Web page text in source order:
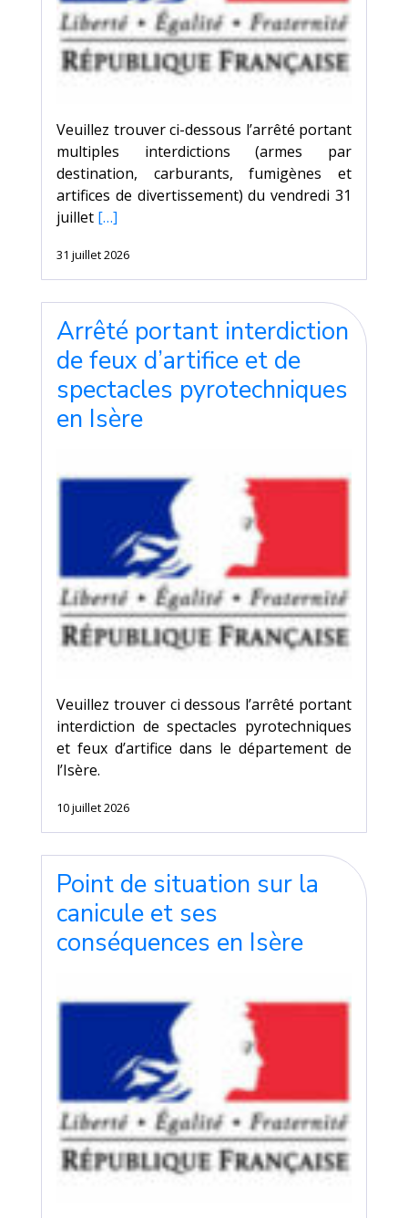
Veuillez trouver ci-dessous l’arrêté portant
multiples interdictions (armes par
destination, carburants, fumigènes et
artifices de divertissement) du vendredi 31
juillet […]
31 juillet 2026
Arrêté portant interdiction
de feux d’artifice et de
spectacles pyrotechniques
en Isère
Veuillez trouver ci dessous l’arrêté portant
interdiction de spectacles pyrotechniques
et feux d’artifice dans le département de
l’Isère.
10 juillet 2026
Point de situation sur la
canicule et ses
conséquences en Isère